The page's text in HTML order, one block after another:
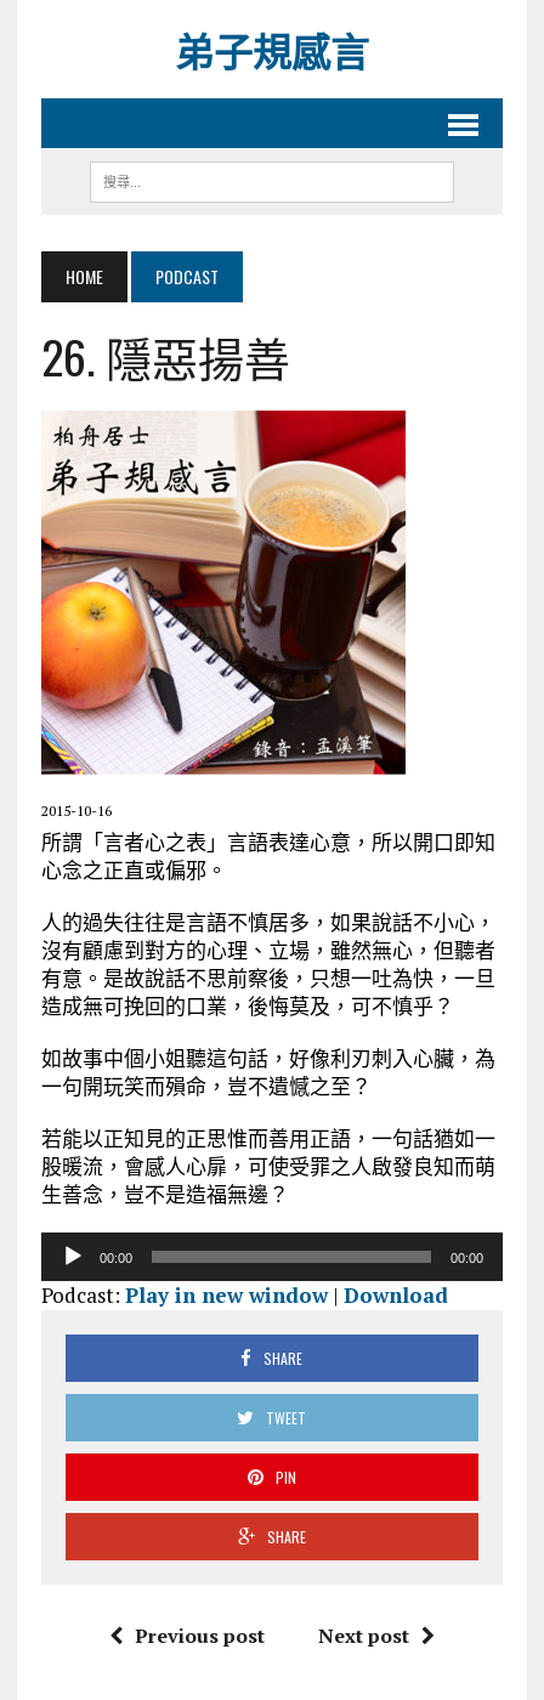
弟子規感言
HOME PODCAST
26. 隱惡揚善
2015-10-16
所謂「言者心之表」言語表達心意，所以開口即知
心念之正直或偏邪。
人的過失往往是言語不慎居多，如果說話不小心，
沒有顧慮到對方的心理、立場，雖然無心，但聽者
有意。是故說話不思前察後，只想一吐為快，一旦
造成無可挽回的口業，後悔莫及，可不慎乎？
如故事中個小姐聽這句話，好像利刃刺入心臟，為
一句開玩笑而殞命，豈不遺憾之至？
若能以正知見的正思惟而善用正語，一句話猶如一
股暖流，會感人心扉，可使受罪之人啟發良知而萌
生善念，豈不是造福無邊？
播
00:00 00:00
Podcast: Play in new window| Download
SHARE
TWEET
PIN
SHARE
Previous post Next post